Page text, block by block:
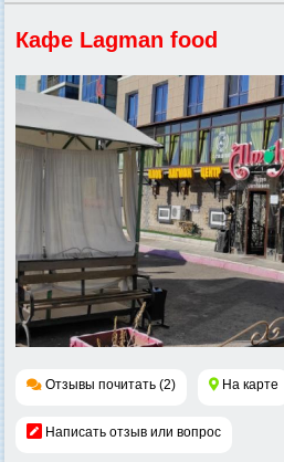
Кафе Lagman food
Отзывы почитать (2) На карте
Написать отзыв или вопрос